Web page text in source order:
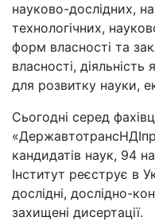
науково-дослідних,
технологічних,
форм власності та
власності,
для розвитку науки,
Сьогодні серед
кандидатів наук, 94
Інститут реєструє в
дослідні, дослідно-
захищені дисертації.